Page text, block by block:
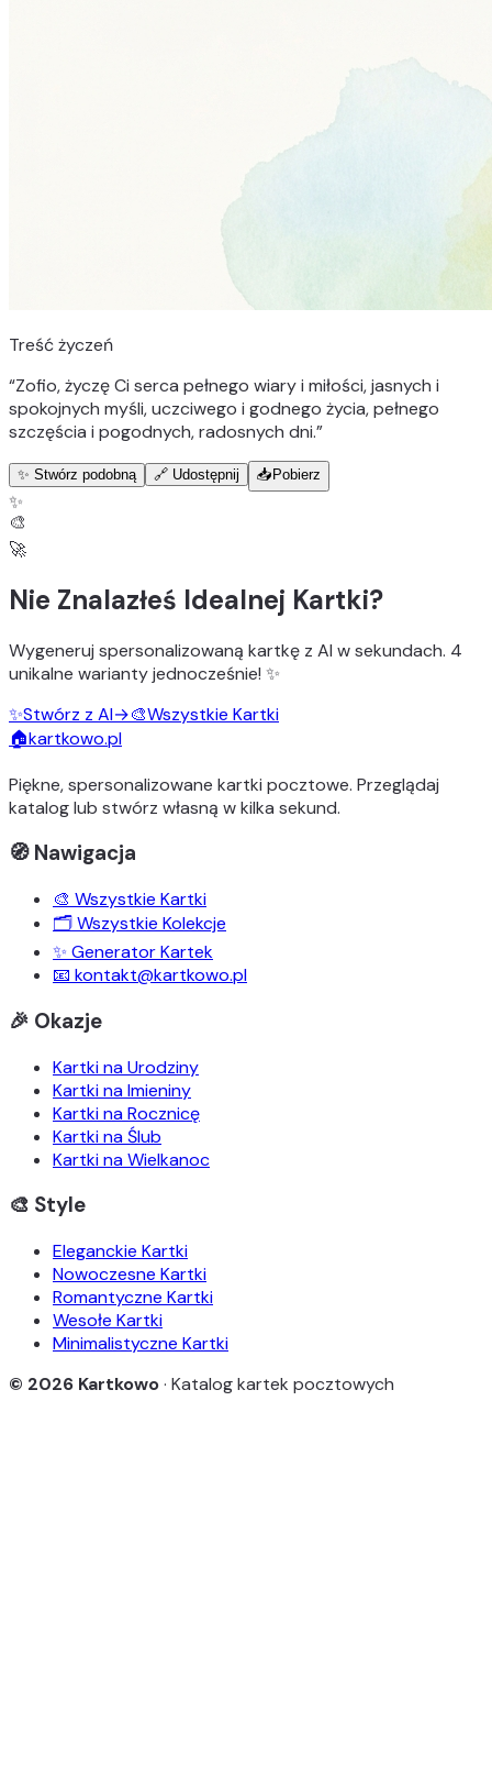
Treść życzeń
“Zofio, życzę Ci serca pełnego wiary i miłości, jasnych i
spokojnych myśli, uczciwego i godnego życia, pełnego
szczęścia i pogodnych, radosnych dni.”
✨ Stwórz podobną 🔗 Udostępnij 📥 Pobierz
✨
🎨
🚀
Nie Znalazłeś Idealnej Kartki?
Wygeneruj spersonalizowaną kartkę z AI w sekundach. 4
unikalne wariantyjednocześnie! ✨
✨Stwórz z AI→🎨Wszystkie Kartki
🏠kartkowo.pl
Piękne, spersonalizowane kartki pocztowe. Przeglądaj
katalog lub stwórz własną w kilka sekund.
🧭 Nawigacja
🎨 Wszystkie Kartki
🗂️ Wszystkie Kolekcje
✨ Generator Kartek
📧 kontakt@kartkowo.pl
🎉 Okazje
Kartki na Urodziny
Kartki na Imieniny
Kartki na Rocznicę
Kartki na Ślub
Kartki na Wielkanoc
🎨 Style
Eleganckie Kartki
Nowoczesne Kartki
Romantyczne Kartki
Wesołe Kartki
Minimalistyczne Kartki
© 2026 Kartkowo· Katalog kartek pocztowych